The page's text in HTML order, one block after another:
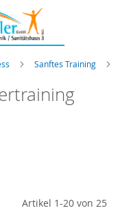
Sanftes Training
Artikel 1-20 von 25